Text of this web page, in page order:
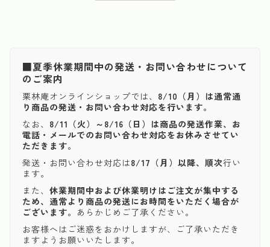
■夏季休業期間中の発送・お問い合わせについて
のご案内
栗林庵オンラインショップでは、 8/10（月）は通常通
り商品の発送・お問い合わせ対応を行います。
なお、 8/11（火）～8/16（日）は商品の発送作業、お
電話・メールでのお問い合わせ対応をお休みさせてい
ただきます。
発送・お問い合わせ対応は8/17（月）以降、順次行い
ます。
また、 休業期間中および休業明けはご注文が集中する
ため、通常より商品の発送にお時間をいただく場合が
ございます。 あらかじめご了承ください。
お客様へはご迷惑をおかけしますが、ご了承いただき
ますようお願いいたします。